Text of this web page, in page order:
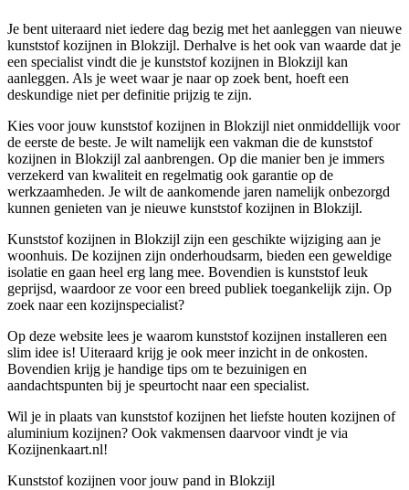
Je bent uiteraard niet iedere dag bezig met het aanleggen van nieuwe
kunststof kozijnen in Blokzijl. Derhalve is het ook van waarde dat je
een specialist vindt die je kunststof kozijnen in Blokzijl kan
aanleggen. Als je weet waar je naar op zoek bent, hoeft een
deskundige niet per definitie prijzig te zijn.
Kies voor jouw kunststof kozijnen in Blokzijl niet onmiddellijk voor
de eerste de beste. Je wilt namelijk een vakman die de kunststof
kozijnen in Blokzijl zal aanbrengen. Op die manier ben je immers
verzekerd van kwaliteit en regelmatig ook garantie op de
werkzaamheden. Je wilt de aankomende jaren namelijk onbezorgd
kunnen genieten van je nieuwe kunststof kozijnen in Blokzijl.
Kunststof kozijnen in Blokzijl zijn een geschikte wijziging aan je
woonhuis. De kozijnen zijn onderhoudsarm, bieden een geweldige
isolatie en gaan heel erg lang mee. Bovendien is kunststof leuk
geprijsd, waardoor ze voor een breed publiek toegankelijk zijn. Op
zoek naar een kozijnspecialist?
Op deze website lees je waarom kunststof kozijnen installeren een
slim idee is! Uiteraard krijg je ook meer inzicht in de onkosten.
Bovendien krijg je handige tips om te bezuinigen en
aandachtspunten bij je speurtocht naar een specialist.
Wil je in plaats van kunststof kozijnen het liefste houten kozijnen of
aluminium kozijnen? Ook vakmensen daarvoor vindt je via
Kozijnenkaart.nl!
Kunststof kozijnen voor jouw pand in Blokzijl